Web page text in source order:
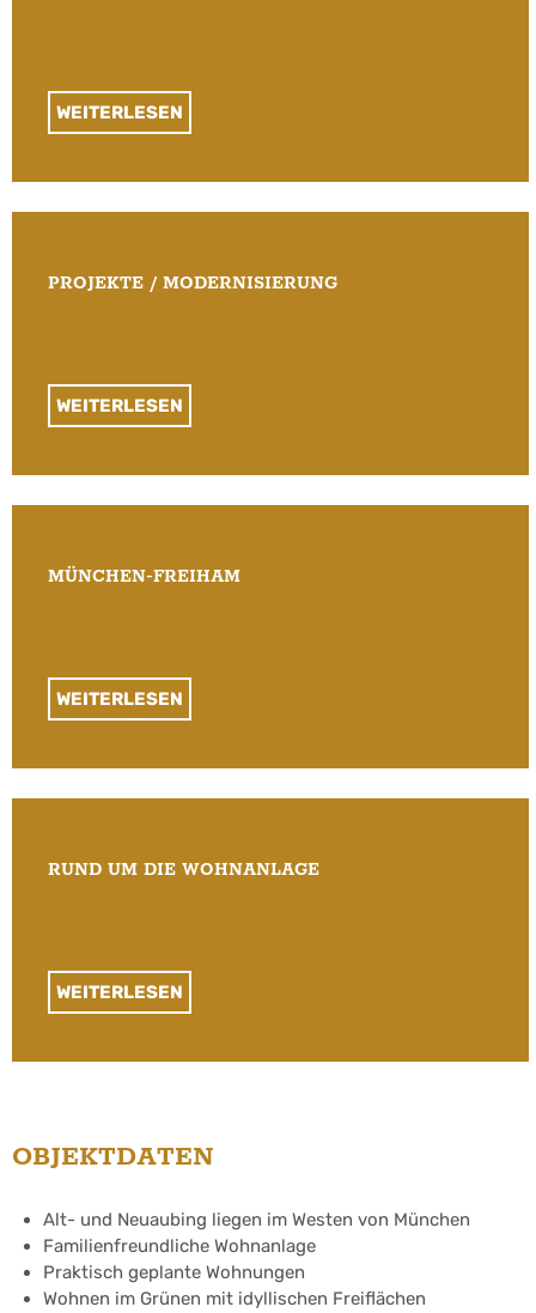
WEITERLESEN
PROJEKTE / MODERNISIERUNG
WEITERLESEN
MÜNCHEN-FREIHAM
WEITERLESEN
RUND UM DIE WOHNANLAGE
WEITERLESEN
OBJEKTDATEN
Alt- und Neuaubing liegen im Westen von München
Familienfreundliche Wohnanlage
Praktisch geplante Wohnungen
Wohnen im Grünen mit idyllischen Freiflächen